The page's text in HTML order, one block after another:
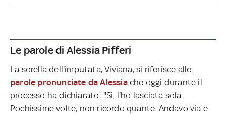
Le parole di Alessia Pifferi
La sorella dell'imputata, Viviana, si riferisce alle
parole pronunciate da Alessiache oggi durante il
processo ha dichiarato: "Sì, l'ho lasciata sola.
Pochissime volte, non ricordo quante. Andavo via e